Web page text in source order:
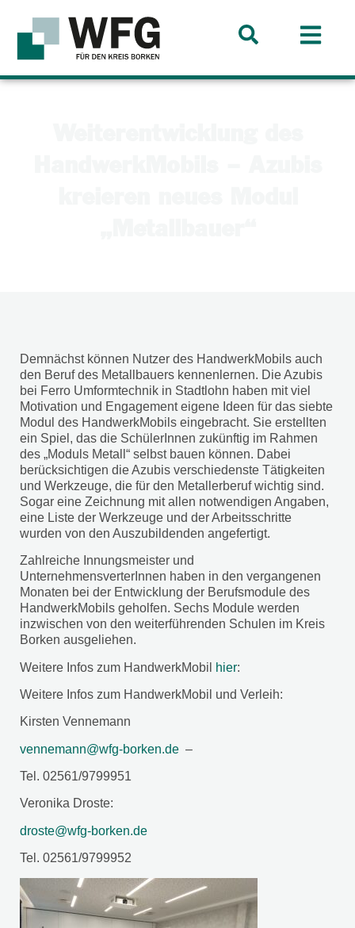
Demnächst können Nutzer des HandwerkMobils auch
den Beruf des Metallbauers kennenlernen. Die Azubis
bei Ferro Umformtechnik in Stadtlohn haben mit viel
Motivation und Engagement eigene Ideen für das siebte
Modul des HandwerkMobils eingebracht. Sie erstellten
ein Spiel, das die SchülerInnen zukünftig im Rahmen
des „Moduls Metall“ selbst bauen können. Dabei
berücksichtigen die Azubis verschiedenste Tätigkeiten
und Werkzeuge, die für den Metallerberuf wichtig sind.
Sogar eine Zeichnung mit allen notwendigen Angaben,
eine Liste der Werkzeuge und der Arbeitsschritte
wurden von den Auszubildenden angefertigt.
Zahlreiche Innungsmeister und
UnternehmensverterInnen haben in den vergangenen
Monaten bei der Entwicklung der Berufsmodule des
HandwerkMobils geholfen. Sechs Module werden
inzwischen von den weiterführenden Schulen im Kreis
Borken ausgeliehen.
Weitere Infos zum HandwerkMobil hier:
Weitere Infos zum HandwerkMobil und Verleih:
Kirsten Vennemann
vennemann@wfg-borken.de –
Tel. 02561/9799951
Veronika Droste:
droste@wfg-borken.de
Tel. 02561/9799952